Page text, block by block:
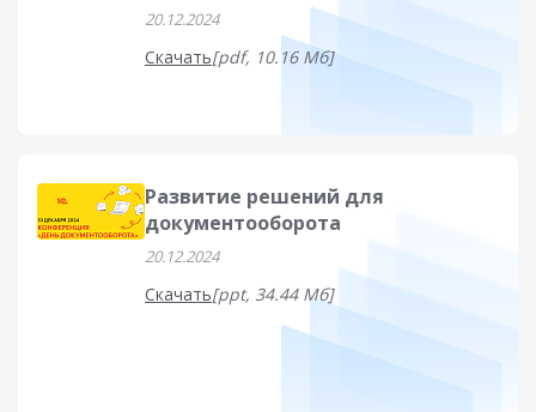
20.12.2024
Скачать[pdf, 10.16 Мб]
Развитие решений для
документооборота
20.12.2024
Скачать[ppt, 34.44 Мб]